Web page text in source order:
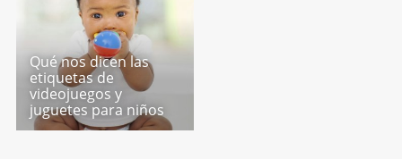
Qué nos dicen las
etiquetas de
videojuegos y
juguetes para niños